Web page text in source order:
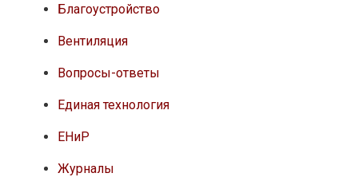
Благоустройство
Вентиляция
Вопросы-ответы
Единая технология
ЕНиР
Журналы